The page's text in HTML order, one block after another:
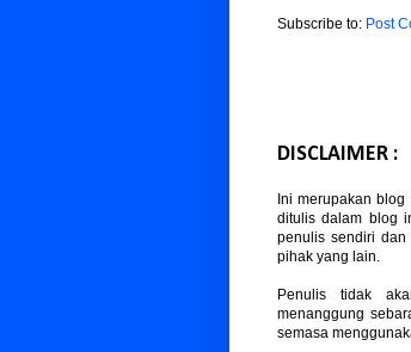
Subscribe to: Post
DISCLAIMER :
Ini merupakan
ditulis dalam blog
penulis sendiri dan
pihak yang lain.
Penulis tidak
menanggung
semasa